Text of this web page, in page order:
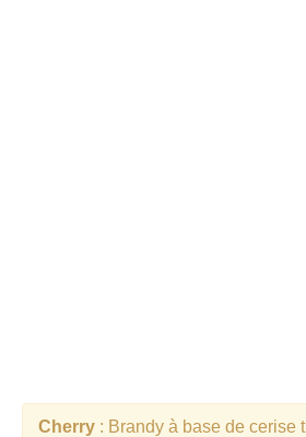
Cherry : Brandy à base de cerise